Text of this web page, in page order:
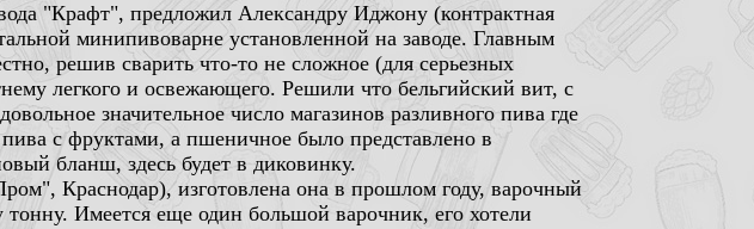
"Крафт", предложил Александру Иджону (контрактная
минипивоварне установленной на заводе. Главным
решив сварить что-то не сложное (для серьезных
легкого и освежающего. Решили что бельгийский вит, с
значительное число магазинов разливного пива где
с фруктами, а пшеничное было представлено в
бланш, здесь будет в диковинку.
Краснодар), изготовлена она в прошлом году, варочный
тонну. Имеется еще один большой варочник, его хотели